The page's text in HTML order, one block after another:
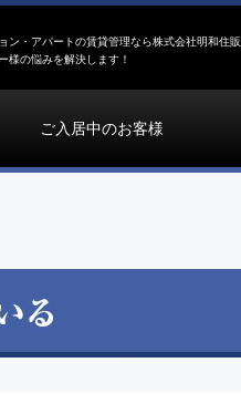
ン・アパートの賃貸管理なら株式会社明和住販
様の悩みを解決します！
ご入居中のお客様